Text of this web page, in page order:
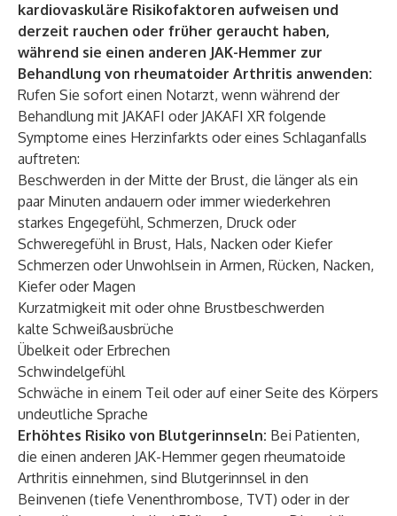
kardiovaskuläre Risikofaktoren aufweisen und
derzeit rauchen oder früher geraucht haben,
während sie einen anderen JAK-Hemmer zur
Behandlung von rheumatoider Arthritis anwenden:
Rufen Sie sofort einen Notarzt, wenn während der
Behandlung mit JAKAFI oder JAKAFI XR folgende
Symptome eines Herzinfarkts oder eines Schlaganfalls
auftreten:
Beschwerden in der Mitte der Brust, die länger als ein
paar Minuten andauern oder immer wiederkehren
starkes Engegefühl, Schmerzen, Druck oder
Schweregefühl in Brust, Hals, Nacken oder Kiefer
Schmerzen oder Unwohlsein in Armen, Rücken, Nacken,
Kiefer oder Magen
Kurzatmigkeit mit oder ohne Brustbeschwerden
kalte Schweißausbrüche
Übelkeit oder Erbrechen
Schwindelgefühl
Schwäche in einem Teil oder auf einer Seite des Körpers
undeutliche Sprache
Erhöhtes Risiko von Blutgerinnseln: Bei Patienten,
die einen anderen JAK-Hemmer gegen rheumatoide
Arthritis einnehmen, sind Blutgerinnsel in den
Beinvenen (tiefe Venenthrombose, TVT) oder in der